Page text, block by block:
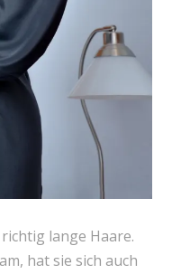
lange Haare.
hat sie sich auch